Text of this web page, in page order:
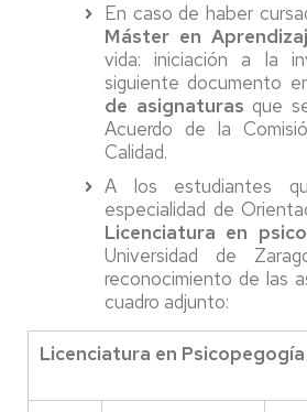
En caso de haber
Máster en
vida: iniciación a la
siguiente documento
de asignaturas que
Acuerdo de la
Calidad.
A los estudiantes
especialidad de
Licenciatura en
Universidad de
reconocimiento de las
cuadro adjunto:
Licenciatura en Psicopegogía